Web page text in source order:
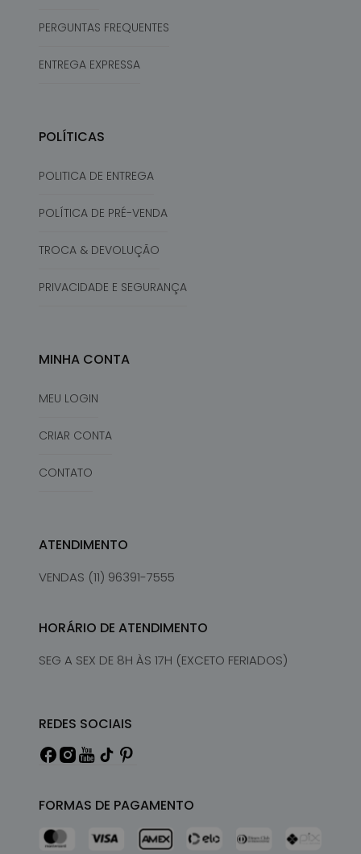
PERGUNTAS FREQUENTES
ENTREGA EXPRESSA
POLÍTICAS
POLITICA DE ENTREGA
POLÍTICA DE PRÉ-VENDA
TROCA & DEVOLUÇÃO
PRIVACIDADE E SEGURANÇA
MINHA CONTA
MEU LOGIN
CRIAR CONTA
CONTATO
ATENDIMENTO
VENDAS (11) 96391-7555
HORÁRIO DE ATENDIMENTO
SEG A SEX DE 8H ÀS 17H (EXCETO FERIADOS)
REDES SOCIAIS
FORMAS DE PAGAMENTO